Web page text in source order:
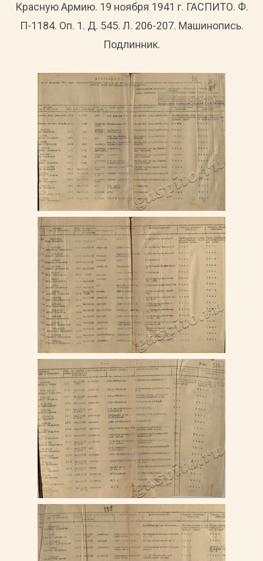
Красную Армию. 19 ноября 1941 г. ГАСПИТО. Ф.
П-1184. Оп. 1. Д. 545. Л. 206-207. Машинопись.
Подлинник.